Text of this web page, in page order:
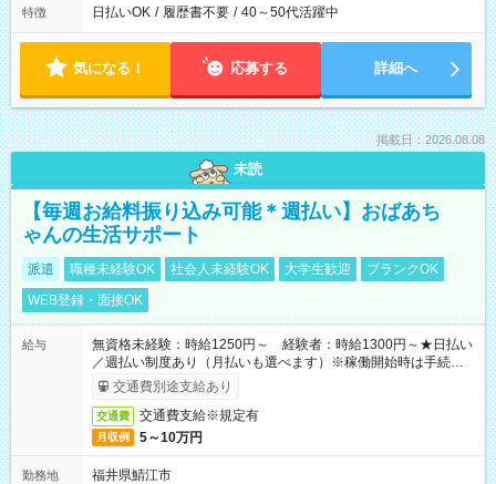
特徴 日払いOK / 履歴書不要 / 40～50代活躍中
気になる！ 応募する 詳細へ
掲載日：2026.08.08
未読
【毎週お給料振り込み可能＊週払い】おばあち
ゃんの生活サポート
派遣 職種未経験OK 社会人未経験OK 大学生歓迎
ブランクOK
WEB登録・面接OK
給与
無資格未経験：時給1250円～ 経験者：時給1300円～★日払い
／週払い制度あり（月払いも選べます）※稼働開始時は手続き完
了次第のお支払いとなります。
交通費別途支給あり
交通費 交通費支給※規定有
月収例 5～10万円
勤務地
福井県鯖江市